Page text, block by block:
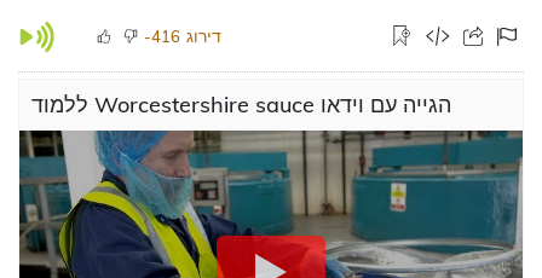
-416 דירוג
ללמוד Worcestershire sauce הגייה עם וידאו